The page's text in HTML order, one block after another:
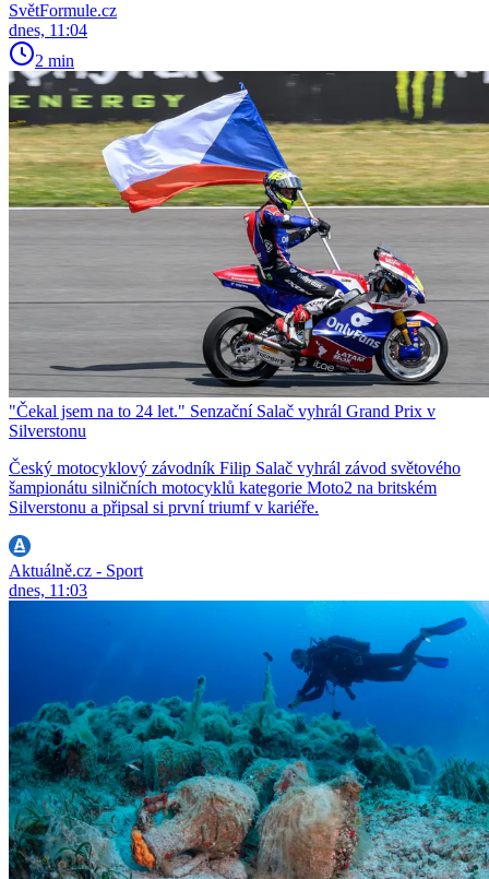
SvětFormule.cz
dnes, 11:04
2 min
"Čekal jsem na to 24 let." Senzační Salač vyhrál Grand Prix v
Silverstonu
Český motocyklový závodník Filip Salač vyhrál závod světového
šampionátu silničních motocyklů kategorie Moto2 na britském
Silverstonu a připsal si první triumf v kariéře.
Aktuálně.cz - Sport
dnes, 11:03